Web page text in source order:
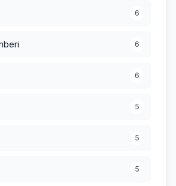
6
6
6
5
5
5